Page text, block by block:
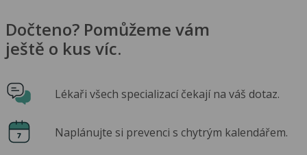
Dočteno? Pomůžeme vám
ještě o kus víc.
Lékaři všech specializací čekají na váš dotaz.
Naplánujte si prevenci s chytrým kalendářem.